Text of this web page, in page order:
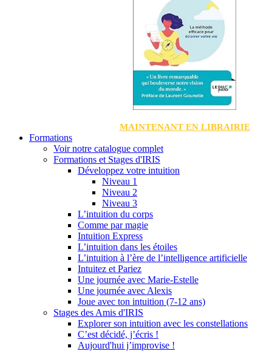
MAINTENANT EN LIBRAIRIE
Formations
Voir notre catalogue complet
Formations et Stages d'IRIS
Développez votre intuition
Niveau 1
Niveau 2
Niveau 3
L’intuition du corps
Comme par magie
Intuition Express
L’intuition dans les étoiles
L’intuition à l’ère de l’intelligence artificielle
Intuitez et Pariez
Une journée avec Marie-Estelle
Une journée avec Alexis
Joue avec ton intuition (7-12 ans)
Stages des Amis d'IRIS
Explorer son intuition avec les constellations
C’est décidé, j’écris !
Aujourd'hui j’improvise !